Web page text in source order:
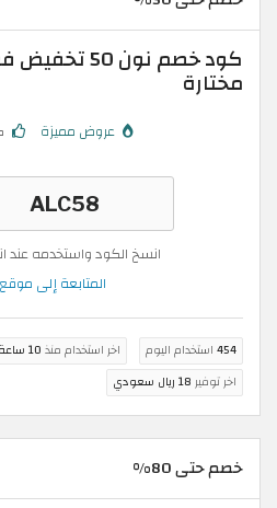
كود خصم نون
مختارة
عروض مميزة
انسخ الكود واستخدمه عند
المتابعة إلى
454 استخدام اليوم اخر استخدام منذ 10 ساعة
اخر توفير 18 ريال سعودي
خصم حتى 80%